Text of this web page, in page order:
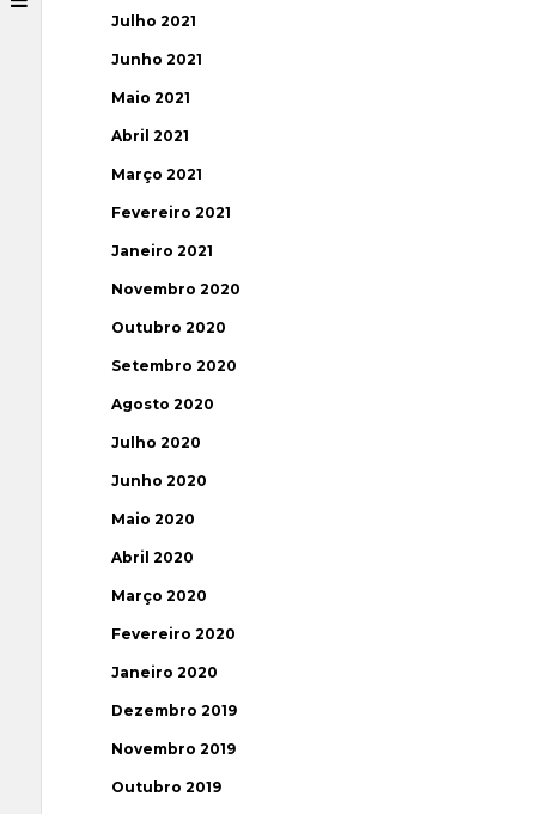
Julho 2021
Junho 2021
Maio 2021
Abril 2021
Março 2021
Fevereiro 2021
Janeiro 2021
Novembro 2020
Outubro 2020
Setembro 2020
Agosto 2020
Julho 2020
Junho 2020
Maio 2020
Abril 2020
Março 2020
Fevereiro 2020
Janeiro 2020
Dezembro 2019
Novembro 2019
Outubro 2019